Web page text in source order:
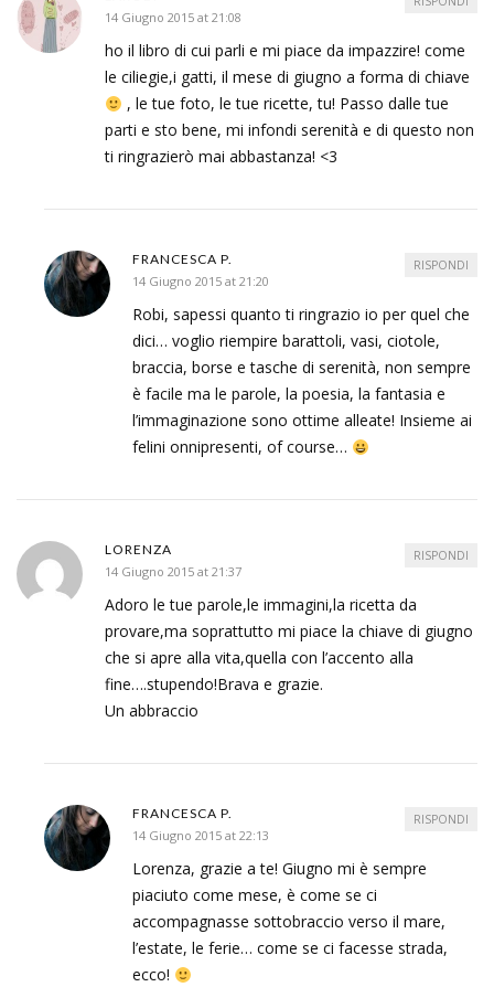
14 Giugno 2015 at 21:08
ho il libro di cui parli e mi piace da impazzire! come
le ciliegie,i gatti, il mese di giugno a forma di chiave
, le tue foto, le tue ricette, tu! Passo dalle tue
parti e sto bene, mi infondi serenità e di questo non
ti ringrazierò mai abbastanza! <3
FRANCESCA P.
14 Giugno 2015 at 21:20
Robi, sapessi quanto ti ringrazio io per quel che
dici… voglio riempire barattoli, vasi, ciotole,
braccia, borse e tasche di serenità, non sempre
è facile ma le parole, la poesia, la fantasia e
l’immaginazione sono ottime alleate! Insieme ai
felini onnipresenti, of course…
RISPONDI
LORENZA
14 Giugno 2015 at 21:37
Adoro le tue parole,le immagini,la ricetta da
provare,ma soprattutto mi piace la chiave di giugno
che si apre alla vita,quella con l’accento alla
fine….stupendo!Brava e grazie.
Un abbraccio
RISPONDI
FRANCESCA P.
14 Giugno 2015 at 22:13
Lorenza, grazie a te! Giugno mi è sempre
piaciuto come mese, è come se ci
accompagnasse sottobraccio verso il mare,
l’estate, le ferie… come se ci facesse strada,
ecco!
RISPONDI